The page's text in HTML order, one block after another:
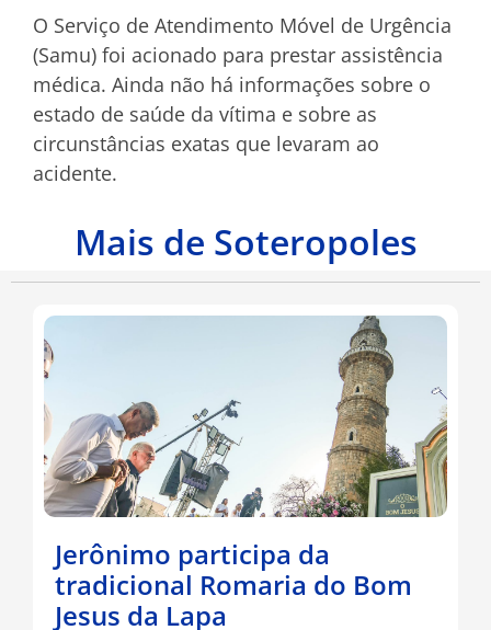
O Serviço de Atendimento Móvel de Urgência
(Samu) foi acionado para prestar assistência
médica. Ainda não há informações sobre o
estado de saúde da vítima e sobre as
circunstâncias exatas que levaram ao
acidente.
Mais de Soteropoles
Jerônimo participa da
tradicional Romaria do Bom
Jesus da Lapa